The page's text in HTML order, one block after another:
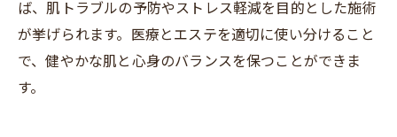
ば、肌トラブルの予防やストレス軽減を目的とした施術
が挙げられます。医療とエステを適切に使い分けること
で、健やかな肌と心身のバランスを保つことができま
す。